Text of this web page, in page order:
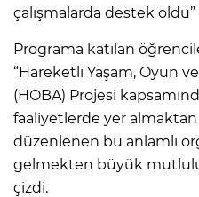
çalışmalarda destek
Programa katılan
“Hareketli Yaşam, Oyun
(HOBA) Projesi
faaliyetlerde yer almaktan
düzenlenen bu anlamlı
gelmekten büyük
çizdi.